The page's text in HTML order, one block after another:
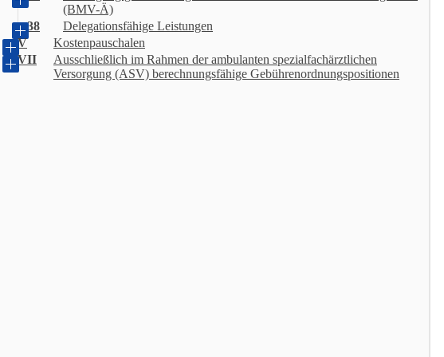
(BMV-Ä)
38
Delegationsfähige Leistungen
V
Kostenpauschalen
VII
Ausschließlich im Rahmen der ambulanten spezialfachärztlichen
Versorgung (ASV) berechnungsfähige Gebührenordnungspositionen